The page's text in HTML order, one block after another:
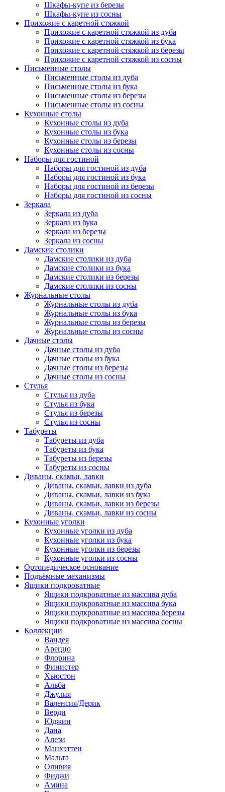
Шкафы-купе из березы
Шкафы-купе из сосны
Прихожие с каретной стяжкой
Прихожие с каретной стяжкой из дуба
Прихожие с каретной стяжкой из бука
Прихожие с каретной стяжкой из березы
Прихожие с каретной стяжкой из сосны
Письменные столы
Письменные столы из дуба
Письменные столы из бука
Письменные столы из березы
Письменные столы из сосны
Кухонные столы
Кухонные столы из дуба
Кухонные столы из бука
Кухонные столы из березы
Кухонные столы из сосны
Наборы для гостиной
Наборы для гостиной из дуба
Наборы для гостиной из бука
Наборы для гостиной из березы
Наборы для гостиной из сосны
Зеркала
Зеркала из дуба
Зеркала из бука
Зеркала из березы
Зеркала из сосны
Дамские столики
Дамские столики из дуба
Дамские столики из бука
Дамские столики из березы
Дамские столики из сосны
Журнальные столы
Журнальные столы из дуба
Журнальные столы из бука
Журнальные столы из березы
Журнальные столы из сосны
Дачные столы
Дачные столы из дуба
Дачные столы из бука
Дачные столы из березы
Дачные столы из сосны
Стулья
Стулья из дуба
Стулья из бука
Стулья из березы
Стулья из сосны
Табуреты
Табуреты из дуба
Табуреты из бука
Табуреты из березы
Табуреты из сосны
Диваны, скамьи, лавки
Диваны, скамьи, лавки из дуба
Диваны, скамьи, лавки из бука
Диваны, скамьи, лавки из березы
Диваны, скамьи, лавки из сосны
Кухонные уголки
Кухонные уголки из дуба
Кухонные уголки из бука
Кухонные уголки из березы
Кухонные уголки из сосны
Ортопедическое основание
Подъёмные механизмы
Ящики подкроватные
Ящики подкроватные из массива дуба
Ящики подкроватные из массива бука
Ящики подкроватные из массива березы
Ящики подкроватные из массива сосны
Коллекции
Вандея
Ареццо
Флорина
Финистер
Хьюстон
Альба
Джулия
Валенсия/Дерик
Верди
Юджин
Дана
Алези
Манхэттен
Мальта
Оливия
Фиджи
Амина